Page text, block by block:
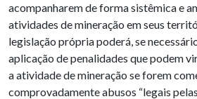
acompanharem de forma sistêmica e
atividades de mineração em seus
legislação própria poderá, se
aplicação de penalidades que podem
a atividade de mineração se forem
comprovadamente abusos “legais